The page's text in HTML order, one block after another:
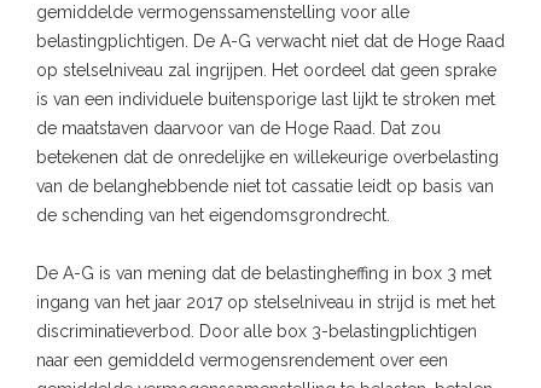
gemiddelde vermogenssamenstelling voor alle
belastingplichtigen. De A-G verwacht niet dat de Hoge Raad
op stelselniveau zal ingrijpen. Het oordeel dat geen sprake
is van een individuele buitensporige last lijkt te stroken met
de maatstaven daarvoor van de Hoge Raad. Dat zou
betekenen dat de onredelijke en willekeurige overbelasting
van de belanghebbende niet tot cassatie leidt op basis van
de schending van het eigendomsgrondrecht.
De A-G is van mening dat de belastingheffing in box 3 met
ingang van het jaar 2017 op stelselniveau in strijd is met het
discriminatieverbod. Door alle box 3-belastingplichtigen
naar een gemiddeld vermogensrendement over een